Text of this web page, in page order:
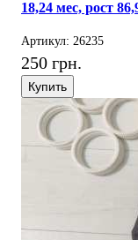
18,24 мес, рост
Артикул: 26235
250 грн.
Купить